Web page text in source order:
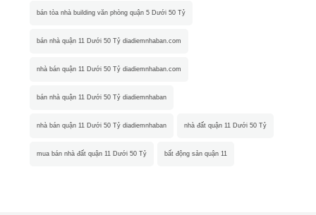
bán tòa nhà building văn phòng quận 5 Dưới 50 Tỷ
bán nhà quận 11 Dưới 50 Tỷ diadiemnhaban.com
nhà bán quận 11 Dưới 50 Tỷ diadiemnhaban.com
bán nhà quận 11 Dưới 50 Tỷ diadiemnhaban
nhà bán quận 11 Dưới 50 Tỷ diadiemnhaban nhà đất quận 11 Dưới 50 Tỷ
mua bán nhà đất quận 11 Dưới 50 Tỷ bất động sản quận 11